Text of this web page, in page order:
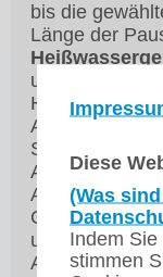
Diese
(Was
Indem
stimmen
bis die
Länge der
und
Hahn mit
Auslauf oder
Steue­rung.
Automatische
Gradschritten
unterhalb der
Anzeige des